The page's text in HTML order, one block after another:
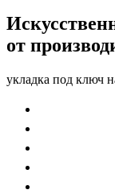
от
укладка под ключ